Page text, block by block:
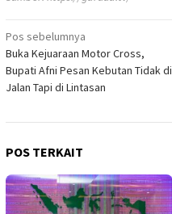
Navigasi
pos
Pos sebelumnya
Buka Kejuaraan Motor Cross,
Bupati Afni Pesan Kebutan Tidak di
Jalan Tapi di Lintasan
POS TERKAIT